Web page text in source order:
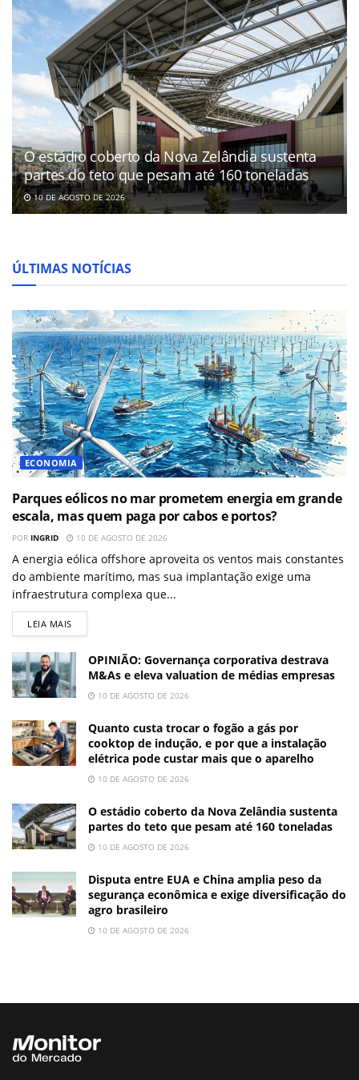
O estádio coberto da Nova Zelândia sustenta
partes do teto que pesam até 160 toneladas
10 DE AGOSTO DE 2026
ÚLTIMAS NOTÍCIAS
ECONOMIA
Parques eólicos no mar prometem energia em grande
escala, mas quem paga por cabos e portos?
POR INGRID 10 DE AGOSTO DE 2026
A energia eólica offshore aproveita os ventos mais constantes
do ambiente marítimo, mas sua implantação exige uma
infraestrutura complexa que...
LEIA MAIS
OPINIÃO: Governança corporativa destrava
M&As e eleva valuation de médias empresas
10 DE AGOSTO DE 2026
Quanto custa trocar o fogão a gás por
cooktop de indução, e por que a instalação
elétrica pode custar mais que o aparelho
10 DE AGOSTO DE 2026
O estádio coberto da Nova Zelândia sustenta
partes do teto que pesam até 160 toneladas
10 DE AGOSTO DE 2026
Disputa entre EUA e China amplia peso da
segurança econômica e exige diversificação do
agro brasileiro
10 DE AGOSTO DE 2026